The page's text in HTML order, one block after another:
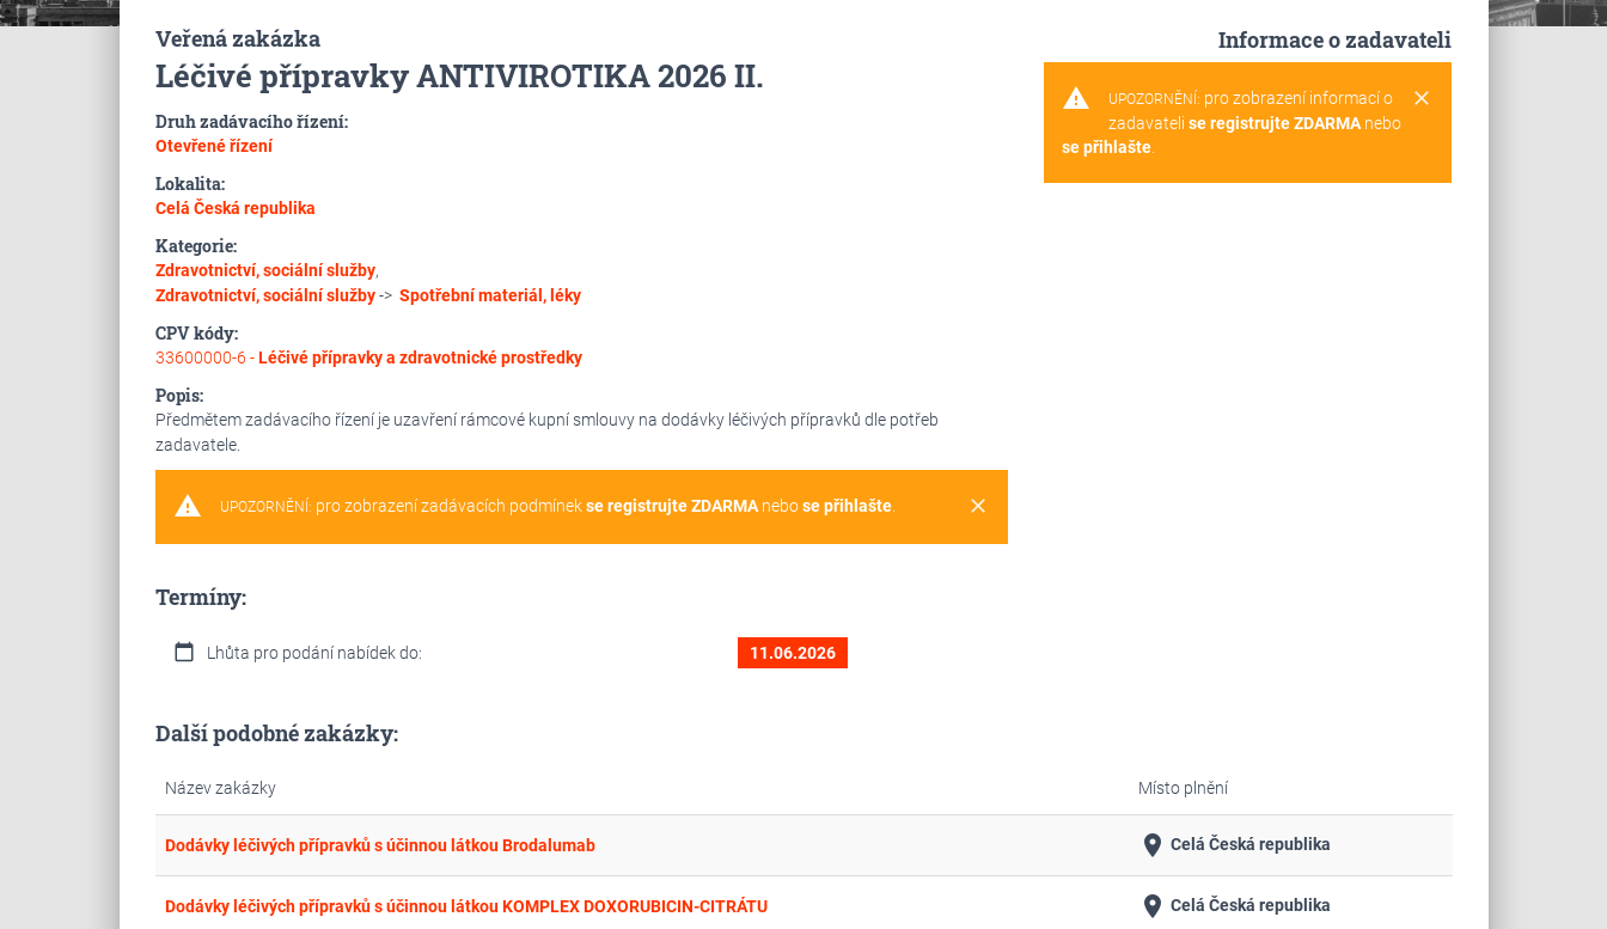
Veřená zakázka
Léčivé přípravky ANTIVIROTIKA 2026 II.
Druh zadávacího řízení:
Otevřené řízení
Lokalita:
Celá Česká republika
Kategorie:
Zdravotnictví, sociální služby,
Zdravotnictví, sociální služby-> Spotřební materiál, léky
CPV kódy:
33600000-6 -Léčivé přípravky a zdravotnické prostředky
Popis:
Předmětem zadávacího řízení je uzavření rámcové kupní smlouvy na dodávky léčivých přípravků dle potřeb
zadavatele.
warning clear
UPOZORNĚNÍ: pro zobrazení zadávacích podmínekse registrujte ZDARMAnebose přihlašte.
Termíny:
calendar_today Lhůta pro podání nabídek do: 11.06.2026
Informace o zadavateli
warning clear
UPOZORNĚNÍ: pro zobrazení informací o
zadavateli se registrujte ZDARMAnebo
se přihlašte.
Další podobné zakázky:
Název zakázky Místo plnění
Dodávky léčivých přípravků s účinnou látkou Brodalumab place Celá Česká republika
Dodávky léčivých přípravků s účinnou látkou KOMPLEX DOXORUBICIN-CITRÁTU place Celá Česká republika